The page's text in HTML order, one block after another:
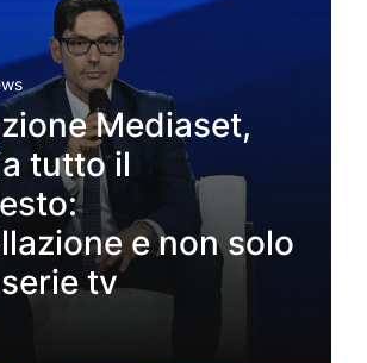
Mediaset,
tutto il
e non solo
tv